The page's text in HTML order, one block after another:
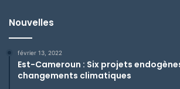
Nouvelles
février 13, 2022
Est-Cameroun : Six projets
changements climatiques